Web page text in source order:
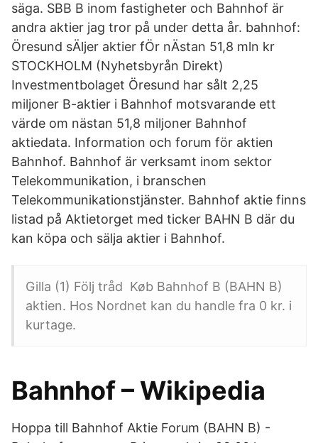
säga. SBB B inom fastigheter och Bahnhof är
andra aktier jag tror på under detta år. bahnhof:
Öresund sÄljer aktier fÖr nÄstan 51,8 mln kr
STOCKHOLM (Nyhetsbyrån Direkt)
Investmentbolaget Öresund har sålt 2,25
miljoner B-aktier i Bahnhof motsvarande ett
värde om nästan 51,8 miljoner Bahnhof
aktiedata. Information och forum för aktien
Bahnhof. Bahnhof är verksamt inom sektor
Telekommunikation, i branschen
Telekommunikationstjänster. Bahnhof aktie finns
listad på Aktietorget med ticker BAHN B där du
kan köpa och sälja aktier i Bahnhof.
Gilla (1) Följ tråd Køb Bahnhof B (BAHN B)
aktien. Hos Nordnet kan du handle fra 0 kr. i
kurtage.
Bahnhof – Wikipedia
Hoppa till Bahnhof Aktie Forum (BAHN B) -